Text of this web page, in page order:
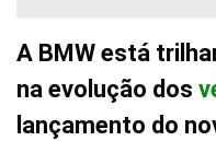
A BMW está
na evolução dos
lançamento do